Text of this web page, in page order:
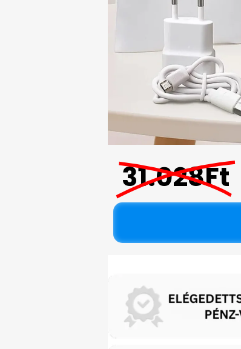
31.028Ft